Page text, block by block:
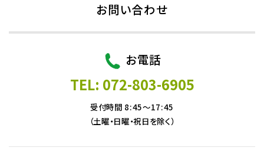
お問い合わせ
お電話
TEL: 072-803-6905
受付時間 8:45～17:45
（土曜・日曜・祝日を除く）